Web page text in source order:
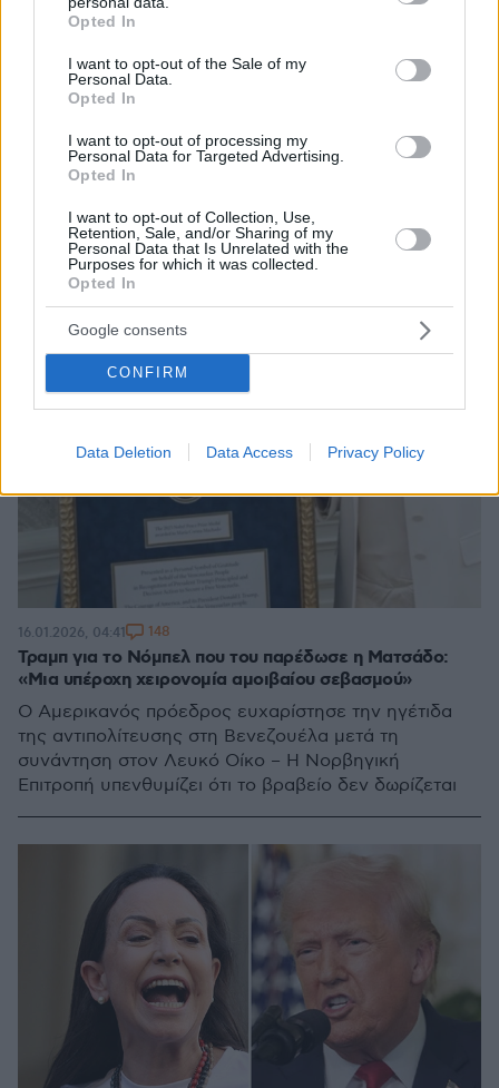
grant or deny consent to Google and its third-party tags to
use your data for below specified purposes in below Google
consent section.
Opted In
I want to opt-out of the Sale of my
Personal Data.
Opted In
I want to opt-out of processing my
Personal Data for Targeted Advertising.
Opted In
I want to opt-out of Collection, Use,
Retention, Sale, and/or Sharing of my
Personal Data that Is Unrelated with the
Purposes for which it was collected.
Opted In
Google consents
CONFIRM
Data Deletion Data Access Privacy Policy
Η ηγέτιδα της αντιπολίτευσης επαίνεσε τον
Αμερικανό πρόεδρο αλλά απέφυγε να ασκήσει
οποιοδήποτε κριτική στην προσέγγισή του στη μετα-
Μαδούρο εποχή
Τραμπ για το Νόμπελ που του παρέδωσε η Ματσάδο:
«Μια υπέροχη χειρονομία αμοιβαίου σεβασμού»
Ο Αμερικανός πρόεδρος ευχαρίστησε την ηγέτιδα
της αντιπολίτευσης στη Βενεζουέλα μετά τη
συνάντηση στον Λευκό Οίκο – Η Νορβηγική
Επιτροπή υπενθυμίζει ότι το βραβείο δεν δωρίζεται
16.01.2026, 04:41 148